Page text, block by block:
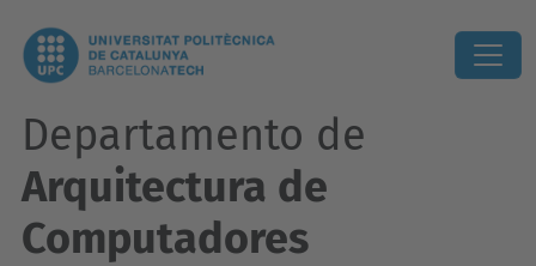
Departamento de
Arquitectura de
Computadores